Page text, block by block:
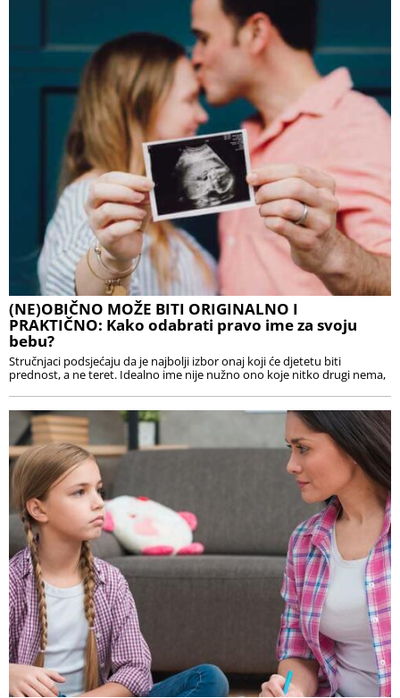
(NE)OBIČNO MOŽE BITI ORIGINALNO I
PRAKTIČNO: Kako odabrati pravo ime za svoju
bebu?
Stručnjaci podsjećaju da je najbolji izbor onaj koji će djetetu biti
prednost, a ne teret. Idealno ime nije nužno ono koje nitko drugi nema,